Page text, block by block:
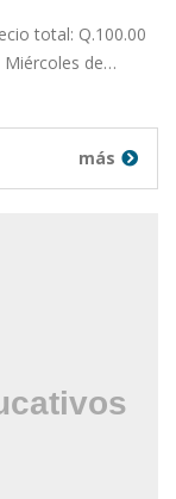
total: Q.100.00
Miércoles de…
más